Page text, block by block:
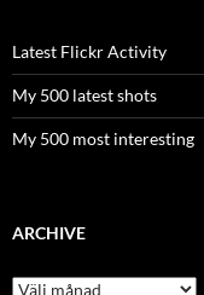
Latest Flickr Activity
My 500 latest shots
My 500 most interesting
ARCHIVE
Archive